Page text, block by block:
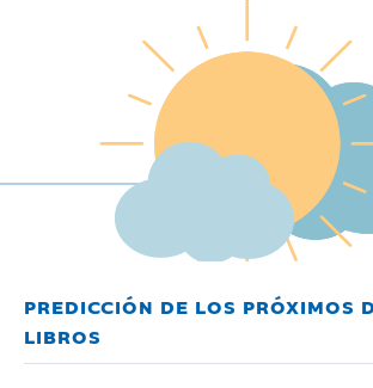
PREDICCIÓN DE LOS PRÓXIMOS
LIBROS